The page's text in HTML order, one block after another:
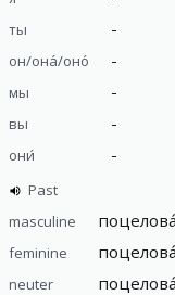
ты -
он/она́/оно́ -
мы -
вы -
они́ -
Past
masculine
feminine
neuter